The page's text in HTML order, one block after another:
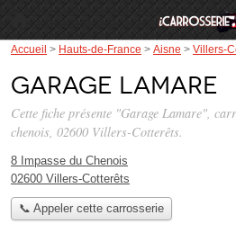
Accueil > Hauts-de-France > Aisne > Villers-
Garage Lamare
Cette fiche présente "Garage Lamare",
chenois, 02600 Villers-Cotterêts.
8 Impasse du Chenois
02600 Villers-Cotterêts
📞 Appeler cette carrosserie